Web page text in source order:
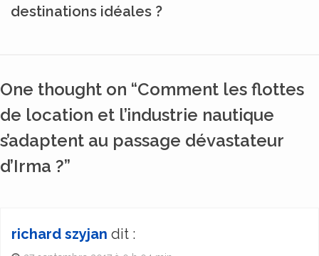
destinations idéales ?
One thought on “Comment les flottes
de location et l’industrie nautique
s’adaptent au passage dévastateur
d’Irma ?”
richard szyjan dit :